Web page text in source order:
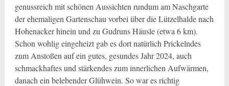
genussreich mit schönen Aussichten rundum am Naschgarte
der ehemaligen Gartenschau vorbei über die Lützelhalde nach
Hohenacker hinein und zu Gudruns Häusle (etwa 6 km).
Schon wohlig eingeheizt gab es dort natürlich Prickelndes
zum Anstoßen auf ein gutes, gesundes Jahr 2024, auch
schmackhaftes und stärkendes zum innerlichen Aufwärmen,
danach ein belebender Glühwein. So war es richtig